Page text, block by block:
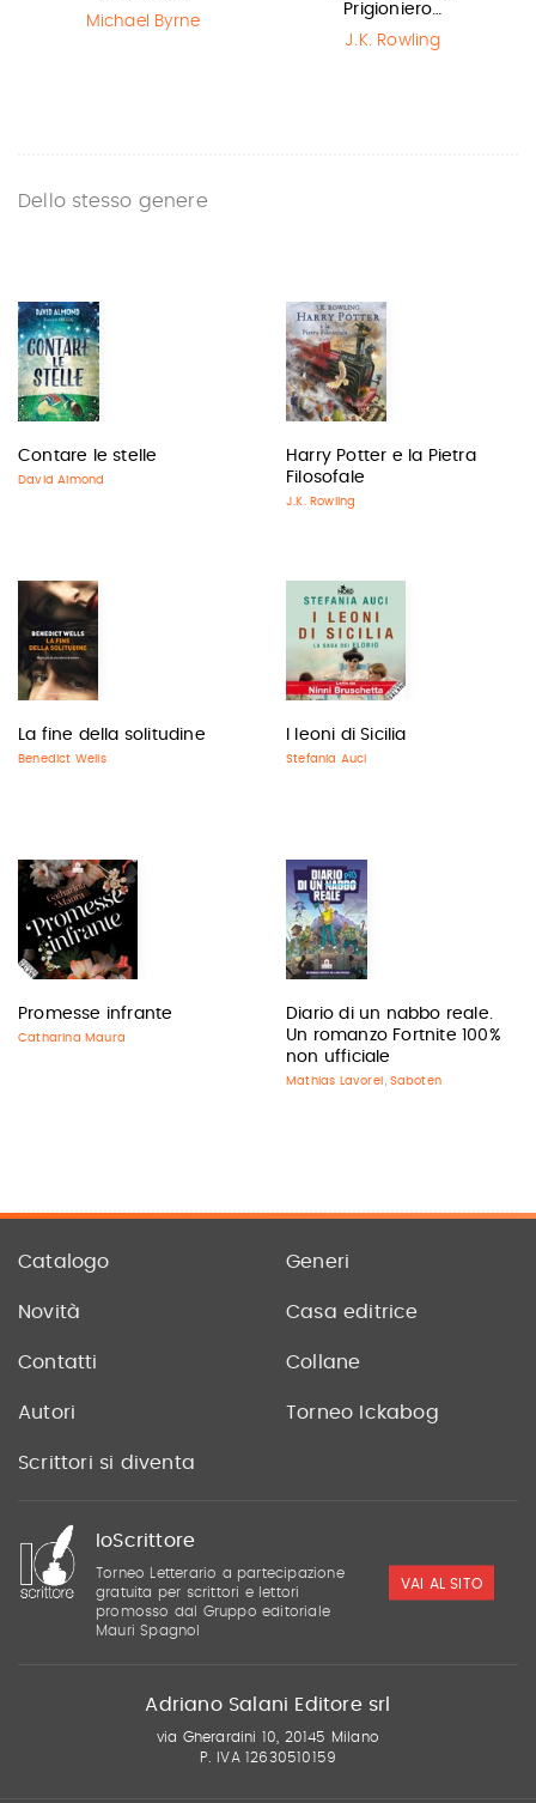
Michael Byrne
Prigioniero…
J.K. Rowling
Dello stesso genere
Contare le stelle
David Almond
Harry Potter e la Pietra
Filosofale
J.K. Rowling
La fine della solitudine
Benedict Wells
I leoni di Sicilia
Stefania Auci
Promesse infrante
Catharina Maura
Diario di un nabbo reale.
Un romanzo Fortnite 100%
non ufficiale
Mathias Lavorel , Saboten
Catalogo Generi
Novità Casa editrice
Contatti Collane
Autori Torneo Ickabog
Scrittori si diventa
IoScrittore
Torneo Letterario a partecipazione
gratuita per scrittori e lettori
promosso dal Gruppo editoriale
Mauri Spagnol
VAI AL SITO
Adriano Salani Editore srl
via Gherardini 10, 20145 Milano
P. IVA 12630510159